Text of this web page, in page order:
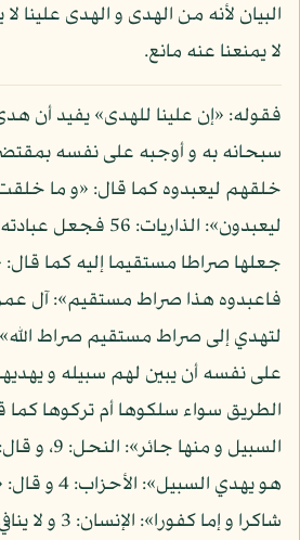
البيان لأنه من الهدى و الهدى علينا
لا يمنعنا عنه مانع.
فقوله: «إن علينا للهدى» يفيد أن
سبحانه به و أوجبه على نفسه
خلقهم ليعبدوه كما قال: «و ما
ليعبدون»: الذاريات:
جعلها صراطا مستقيما إليه كما قال:
على نفسه أن يبين لهم سبيله و
الطريق سواء سلكوها أم تركوها
السبيل و
هو يهدي
شاكرا و إما